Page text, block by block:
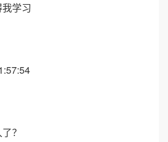
学习
？